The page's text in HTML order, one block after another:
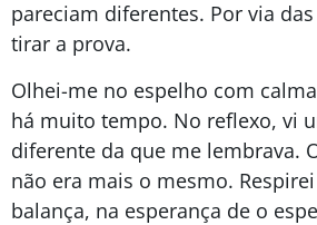
pareciam diferentes. Por via
tirar a prova.
Olhei-me no espelho com
há muito tempo. No reflexo, vi
diferente da que me lembrava.
não era mais o mesmo.
balança, na esperança de o